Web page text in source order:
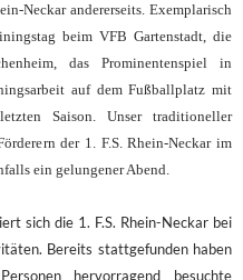
Neckar andererseits. Exemplarisch
beim VFB Gartenstadt, die
das Prominentenspiel in
auf dem Fußballplatz mit
Saison. Unser traditioneller
der 1. F.S. Rhein-Neckar im
ein gelungener Abend.
sich die 1. F.S. Rhein-Neckar bei
Bereits stattgefunden haben
hervorragend besuchte